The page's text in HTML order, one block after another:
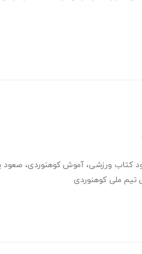
کتاب ورزشی، آموش کوهنوردی، صعود
تیم ملی کوهنوردی